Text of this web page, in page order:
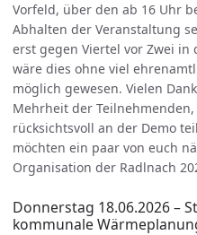
Vorfeld, über den ab 16 Uhr
Abhalten der Veranstaltung
erst gegen Viertel vor Zwei in
wäre dies ohne viel
möglich gewesen. Vielen
Mehrheit der
rücksichtsvoll an der Demo
möchten ein paar von euch
Organisation der Radlnach
Donnerstag 18.06.2026 –
kommunale